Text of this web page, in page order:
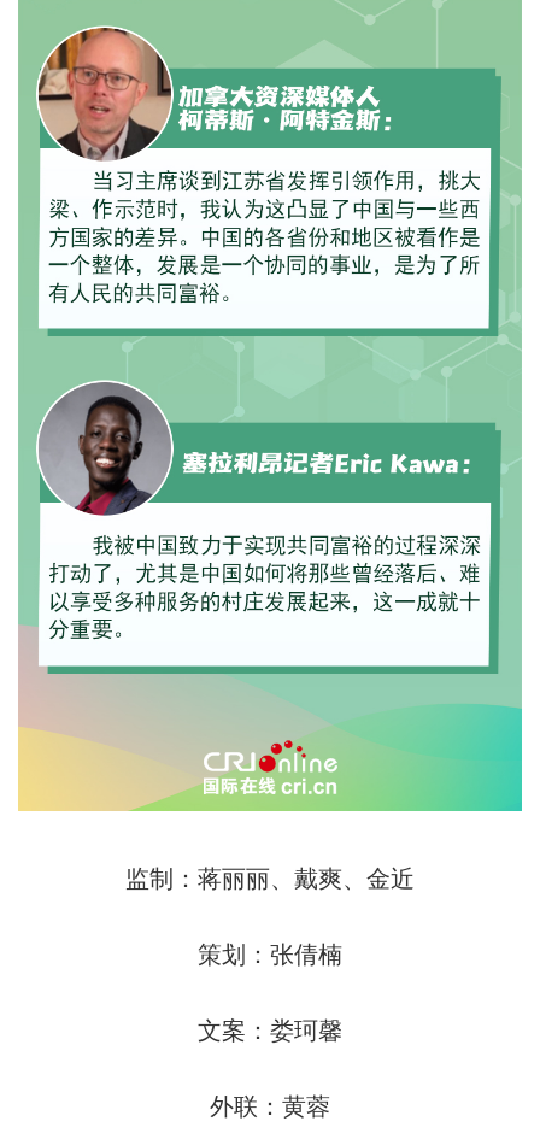
监制：蒋丽丽、戴爽、金近
策划：张倩楠
文案：娄珂馨
外联：黄蓉